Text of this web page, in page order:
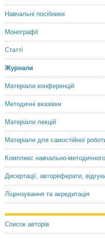
Навчальні посібники
Монографії
Статті
Журнали
Матеріали конференцій
Методичні вказівки
Матеріали лекцій
Матеріали для самостійної
Комплекс навчально-
Дисертації, автореферати,
Ліцензування та акредитація
Список авторів